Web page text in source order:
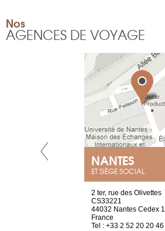
Nos
AGENCES DE VOYAGE
NANTES
ET SIÈGE SOCIAL
2 ter, rue des Olivettes
CS33221
44032 Nantes Cedex 1
France
Tel : +33 2 52 20 20 46